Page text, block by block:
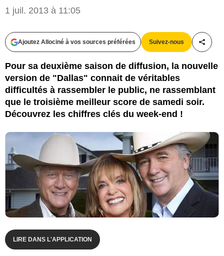
1 juil. 2013 à 11:05
Ajoutez Allociné à vos sources préférées Suivez-nous
Pour sa deuxième saison de diffusion, la nouvelle
version de "Dallas" connait de véritables
difficultés à rassembler le public, ne rassemblant
que le troisième meilleur score de samedi soir.
Découvrez les chiffres clés du week-end !
LIRE DANS L'APPLICATION